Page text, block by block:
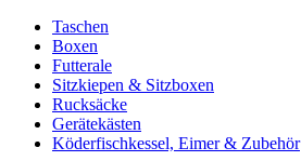
Taschen
Boxen
Futterale
Sitzkiepen & Sitzboxen
Rucksäcke
Gerätekästen
Köderfischkessel, Eimer & Zubehör